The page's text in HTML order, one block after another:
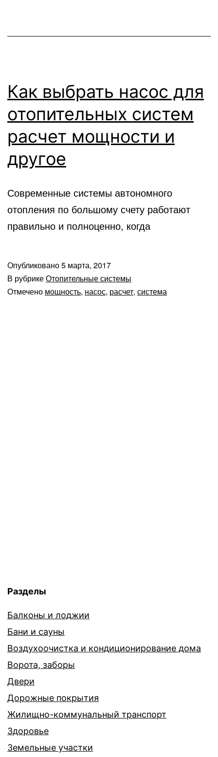
Как выбрать насос для
отопительных систем
расчет мощности и
другое
Современные системы автономного
отопления по большому счету работают
правильно и полноценно, когда
Опубликовано5 марта, 2017
В рубрикеОтопительные системы
Отмечено мощность, насос, расчет, система
Разделы
Балконы и лоджии
Бани и сауны
Воздухоочистка и кондиционирование дома
Ворота, заборы
Двери
Дорожные покрытия
Жилищно-коммунальный транспорт
Здоровье
Земельные участки